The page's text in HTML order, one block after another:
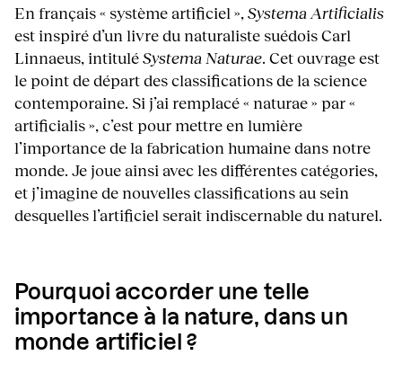
En français « système artificiel »,Systema Artificialis
est inspiré d’un livre du naturaliste suédois Carl
Linnaeus, intituléSystema Naturae. Cet ouvrage est
le point de départ des classifications de la science
contemporaine. Si j’ai remplacé « naturae » par «
artificialis », c’est pour mettre en lumière
l’importance de la fabrication humaine dans notre
monde. Je joue ainsi avec les différentes catégories,
et j’imagine de nouvelles classifications au sein
desquelles l’artificiel serait indiscernable du naturel.
Pourquoi accorder une telle
importance à la nature, dans un
monde artificiel ?